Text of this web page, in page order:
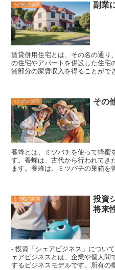
その他の副業 副業
賃貸併用住宅とは、 その名の通り
の住宅やアパートを併設した住宅
貸部分の家賃収入を得ることがで
産賃貸経営ができるため、不動産
が挙げられます。また、自宅の敷
用や資産価値の向上にもつながり
は、住宅ローンの返済や老後の生
す。しかし、賃貸併用住宅を経営
や、賃貸募集や入居者管理などの
部分の入居状況によっては、家賃
ります。
その他の副業 その
養蜂とは、 ミツバチを使って蜂蜜
す。養蜂は、古代から行われてき
ます 。養蜂は、 ミツバチの巣箱を
ます。
その他の副業
投資
将来
- 投資「シェアビジネス」について -# シェアビジネスとは何か？
ェアビジネスとは、企業や個人間
するビジネスモデルです。所有の